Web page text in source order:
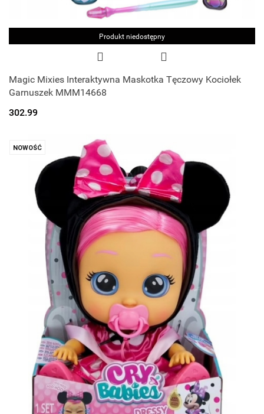
Produkt niedostępny
Magic Mixies Interaktywna Maskotka Tęczowy Kociołek
Garnuszek MMM14668
302.99
NOWOŚĆ